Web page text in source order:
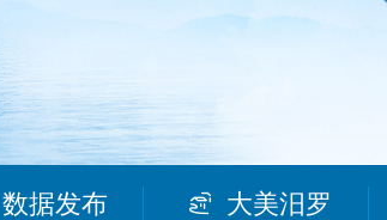
数据发布 大美汨罗